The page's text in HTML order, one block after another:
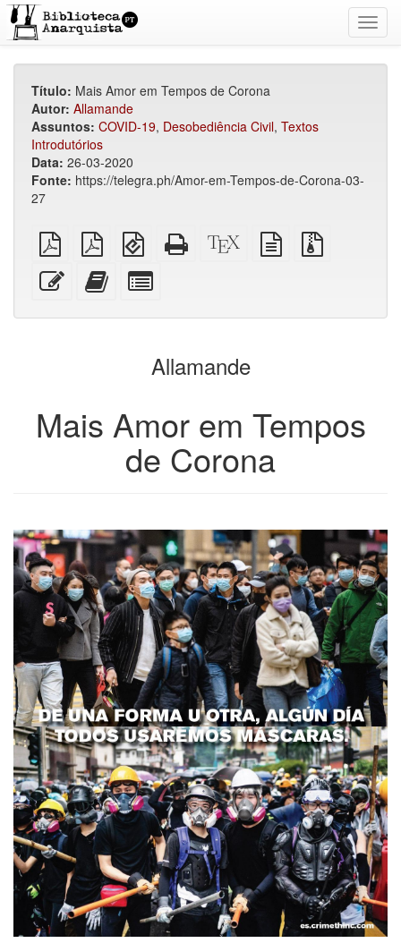
Título: Mais Amor em Tempos de Corona
Autor: Allamande
Assuntos: COVID-19, Desobediência Civil, Textos
Introdutórios
Data: 26-03-2020
Fonte: https://telegra.ph/Amor-em-Tempos-de-Corona-03-
27
PDF
simples
PDF
imposto
sobre
EPUB
(para
dispositivos
móveis)
HTML
puro
Código-
fonte
fonte
em
Editar
esse
Adicionar
este
ao
para
bookbuilder
Allamande
Mais Amor em Tempos
de Corona